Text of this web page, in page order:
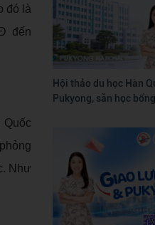
đó là
đến
Quốc
Như
Hội thảo du học Hàn
Pukyong, săn học bổng